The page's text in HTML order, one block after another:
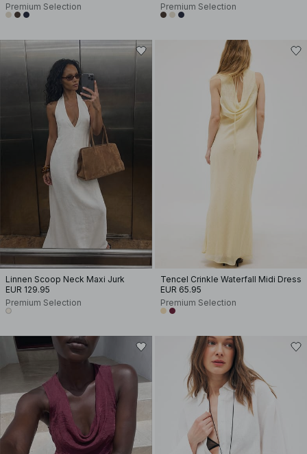
Premium Selection
Premium Selection
Linnen Scoop Neck Maxi Jurk
EUR 129.95
Premium Selection
Tencel Crinkle Waterfall Midi Dress
EUR 65.95
Premium Selection